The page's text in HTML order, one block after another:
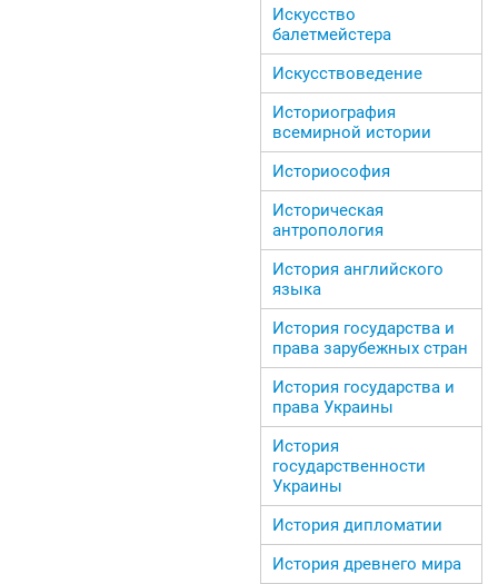
Искусство
балетмейстера
Искусствоведение
Историография
всемирной истории
Историософия
Историческая
антропология
История английского
языка
История государства и
права зарубежных стран
История государства и
права Украины
История
государственности
Украины
История дипломатии
История древнего мира